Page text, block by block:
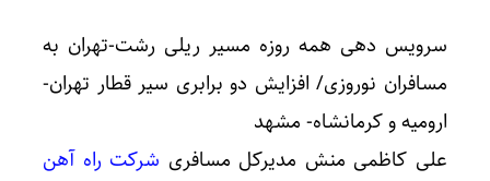
سرویس دهی همه روزه مسیر ریلی رشت-تهران به
مسافران نوروزی/ افزایش دو برابری سیر قطار تهران-
ارومیه و کرمانشاه- مشهد
علی کاظمی منش مدیرکل مسافری شرکت راه آهن